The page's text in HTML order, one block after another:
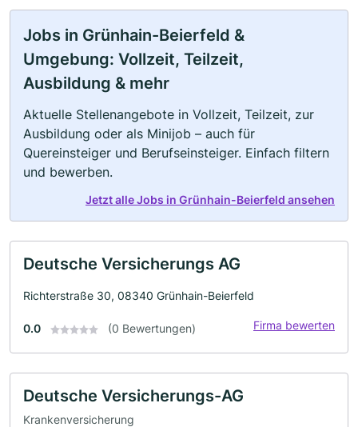
Jobs in Grünhain-Beierfeld &
Umgebung: Vollzeit, Teilzeit,
Ausbildung & mehr
Aktuelle Stellenangebote in Vollzeit, Teilzeit, zur
Ausbildung oder als Minijob – auch für
Quereinsteiger und Berufseinsteiger. Einfach filtern
und bewerben.
Jetzt alle Jobs in Grünhain-Beierfeld ansehen
Deutsche Versicherungs AG
Richterstraße 30, 08340 Grünhain-Beierfeld
0.0 (0 Bewertungen) Firma bewerten
Deutsche Versicherungs-AG
Krankenversicherung